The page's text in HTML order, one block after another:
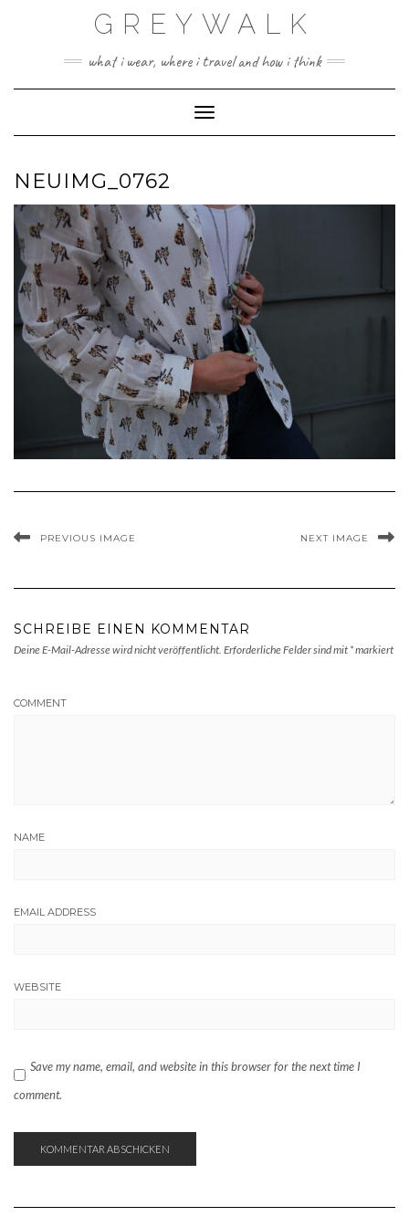
GREYWALK
what i wear, where i travel and how i think
Toggle Navigation
NEUIMG_0762
PREVIOUS IMAGE NEXT IMAGE
SCHREIBE EINEN KOMMENTAR
Deine E-Mail-Adresse wird nicht veröffentlicht. Erforderliche Felder sind mit *markiert
COMMENT
NAME
EMAIL ADDRESS
WEBSITE
Save my name, email, and website in this browser for the next time I
comment.